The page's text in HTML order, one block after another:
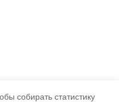
собирать статистику